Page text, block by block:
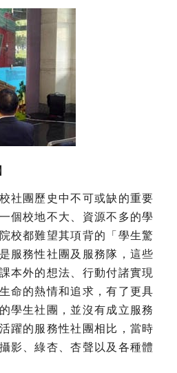
社團歷史中不可或缺的重要
個校地不大、資源不多的學
校都難望其項背的「學生驚
服務性社團及服務隊，這些
本外的想法、行動付諸實現
命的熱情和追求，有了更具
學生社團，並沒有成立服務
躍的服務性社團相比，當時
影、綠杏、杏聲以及各種體